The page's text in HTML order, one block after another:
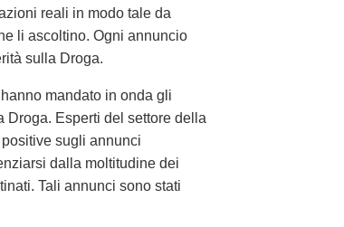
reali in modo tale da
li ascoltino. Ogni annuncio
sulla Droga.
mandato in onda gli
Esperti del settore della
sugli annunci
dalla moltitudine dei
Tali annunci sono stati